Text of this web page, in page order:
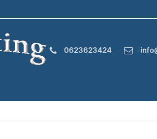
0623623424